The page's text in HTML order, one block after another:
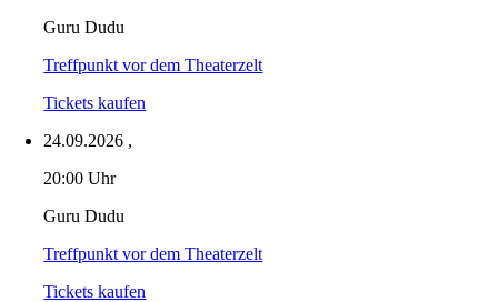
Guru Dudu
Treffpunkt vor dem Theaterzelt
Tickets kaufen
24.09.2026 ,
20:00 Uhr
Guru Dudu
Treffpunkt vor dem Theaterzelt
Tickets kaufen